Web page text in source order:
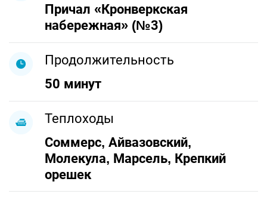
Причал «Кронверкская
набережная» (№3)
Продолжительность
50 минут
Теплоходы
Соммерс, Айвазовский,
Молекула, Марсель, Крепкий
орешек